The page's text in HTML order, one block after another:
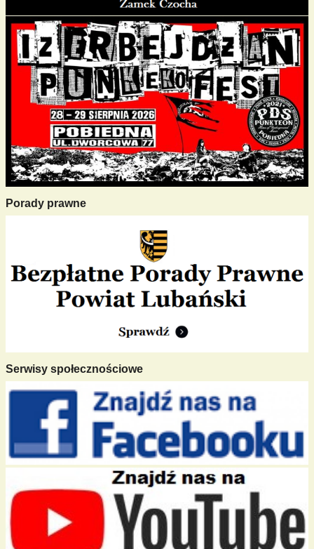
Porady prawne
Serwisy społecznościowe